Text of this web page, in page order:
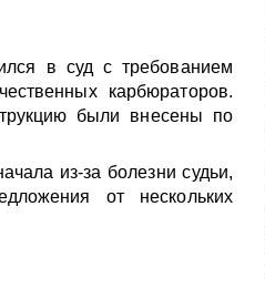
в суд с требованием
карбюраторов.
были внесены по
из-за болезни судьи,
от нескольких